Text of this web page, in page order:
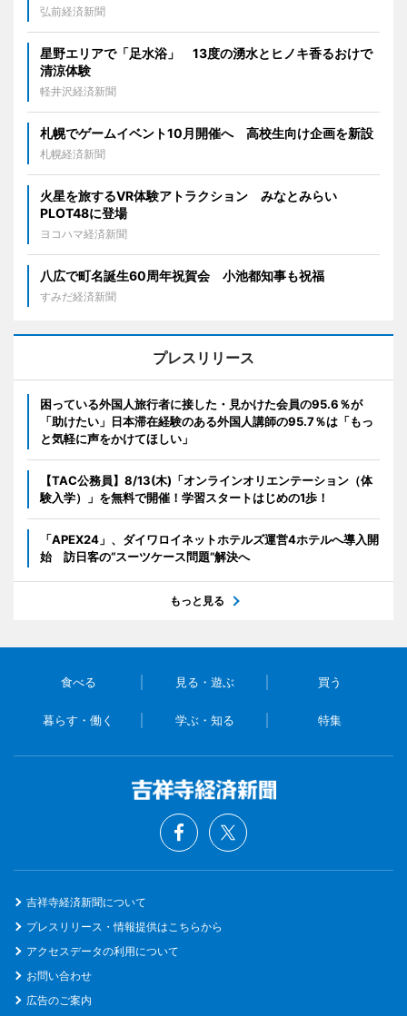
弘前経済新聞
星野エリアで「足水浴」 13度の湧水とヒノキ香るおけで
清涼体験
軽井沢経済新聞
札幌でゲームイベント10月開催へ 高校生向け企画を新設
札幌経済新聞
火星を旅するVR体験アトラクション みなとみらい
PLOT48に登場
ヨコハマ経済新聞
八広で町名誕生60周年祝賀会 小池都知事も祝福
すみだ経済新聞
プレスリリース
困っている外国人旅行者に接した・見かけた会員の95.6％が
「助けたい」日本滞在経験のある外国人講師の95.7％は「もっ
と気軽に声をかけてほしい」
【TAC公務員】8/13(木)「オンラインオリエンテーション（体
験入学）」を無料で開催！学習スタートはじめの1歩！
「APEX24」、ダイワロイネットホテルズ運営4ホテルへ導入開
始 訪日客の“スーツケース問題”解決へ
もっと見る
食べる 見る・遊ぶ 買う
暮らす・働く 学ぶ・知る 特集
吉祥寺経済新聞について
プレスリリース・情報提供はこちらから
アクセスデータの利用について
お問い合わせ
広告のご案内